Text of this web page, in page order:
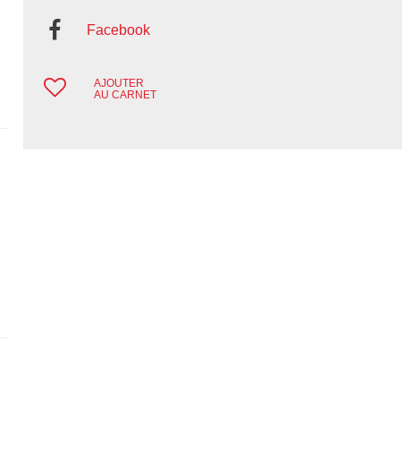
Facebook
AJOUTER
AU CARNET